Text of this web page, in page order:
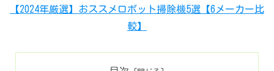
【2024年厳選】おススメロボット掃除機5選【6メーカー比
較】